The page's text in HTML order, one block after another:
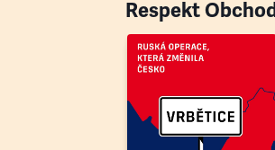
Respekt Obchod